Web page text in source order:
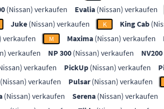
(Nissan) verkaufen Evalia (Nissan) verkaufen
Juke (Nissan) verkaufen K King Cab
verkaufen M Maxima (Nissan) verkaufen
verkaufen NP 300 (Nissan) verkaufen NV200
verkaufen PickUp (Nissan) verkaufen
(Nissan) verkaufen Pulsar(Nissan) verkaufen
(Nissan) verkaufen Serena (Nissan) verkaufen